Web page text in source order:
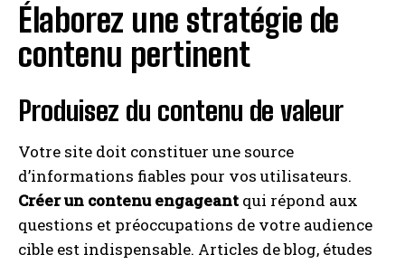
Élaborez une stratégie de
contenu pertinent
Produisez du contenu de valeur
Votre site doit constituer une source
d’informations fiables pour vos utilisateurs.
Créer un contenu engageant qui répond aux
questions et préoccupations de votre audience
cible est indispensable. Articles de blog, études